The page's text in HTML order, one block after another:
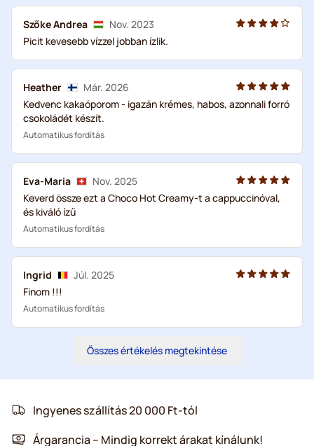
Szőke Andrea
Nov. 2023
Picit kevesebb vízzel jobban ízlik.
Heather
Már. 2026
Kedvenc kakaóporom - igazán krémes, habos, azonnali forró
csokoládét készít.
Automatikus fordítás
Eva-Maria
Nov. 2025
Keverd össze ezt a Choco Hot Creamy-t a cappuccinóval,
és kiváló ízű
Automatikus fordítás
Ingrid
Júl. 2025
Finom !!!
Automatikus fordítás
Összes értékelés megtekintése
Ingyenes szállítás 20 000 Ft-tól
Árgarancia – Mindig korrekt árakat kínálunk!